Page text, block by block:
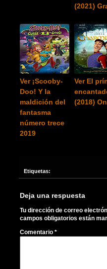
(2021)
Ver ¡Scooby-
Doo! Y la
maldición del
fantasma
número trece
2019
Ver El
(2018)
Etiquetas:
Deja una respuesta
Tu dirección de correo
campos obligatorios están
Comentario *